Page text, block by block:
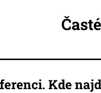
Kde